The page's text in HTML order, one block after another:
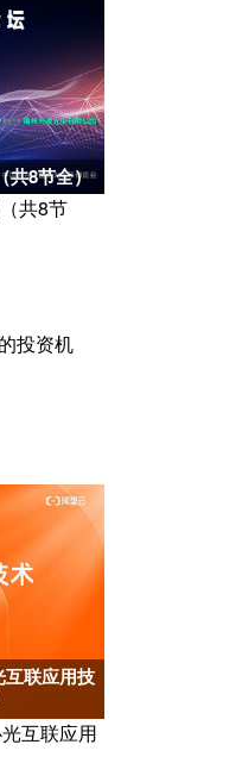
共8节全）
共8节
投资机
互联应用技
互联应用